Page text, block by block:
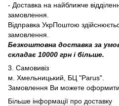
- Доставка на найближче
замовлення.
Відправка УкрПоштою
замовлення.
Безкоштовна доставка за
складає 10000 грн і більше.
3. Самовивіз
м. Хмельницький, БЦ "Parus".
Замовлення Ви можете оформити
Більше інформації про доставку